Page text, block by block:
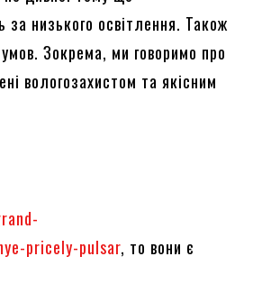
за низького освітлення. Також
Зокрема, ми говоримо про
вологозахистом та якісним
pricely-pulsar, то вони є